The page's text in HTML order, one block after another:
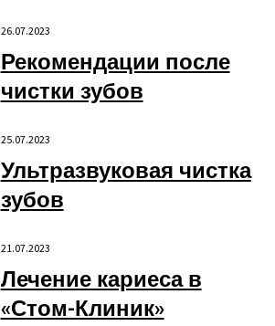
26.07.2023
Рекомендации после
чистки зубов
25.07.2023
Ультразвуковая чистка
зубов
21.07.2023
Лечение кариеса в
«Стом-Клиник»